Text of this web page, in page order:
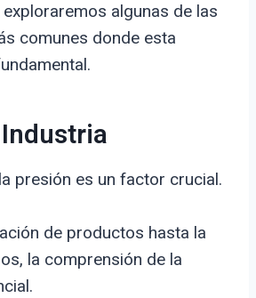
algunas de las
comunes donde esta
presión es un factor crucial.
de productos hasta la
la comprensión de la